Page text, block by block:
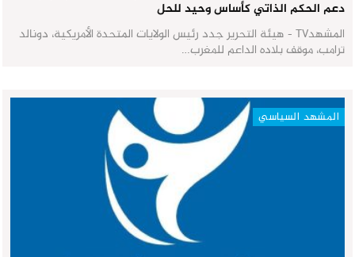
دعم الحكم الذاتي كأساس وحيد للحل
المشهدTV - هيئة التحرير جدد رئيس الولايات المتحدة الأمريكية، دونالد
ترامب، موقف بلاده الداعم للمغرب…
المشهد السياسي